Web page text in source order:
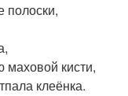
полоски,
кисти,
клеёнка.